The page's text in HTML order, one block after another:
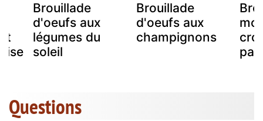
Brouillade
d'oeufs aux
légumes du
soleil
Brouillade
d'oeufs aux
champignons
Questions